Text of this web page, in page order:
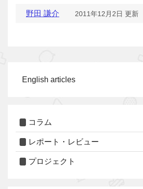
野田 謙介 2011年12月2日 更新
English articles
コラム
レポート・レビュー
プロジェクト